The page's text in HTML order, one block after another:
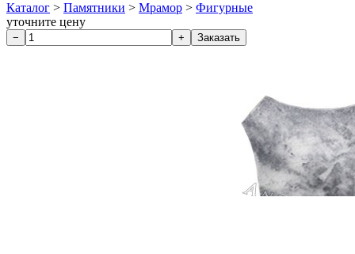
Каталог > Памятники > Мрамор > Фигурные
уточните цену